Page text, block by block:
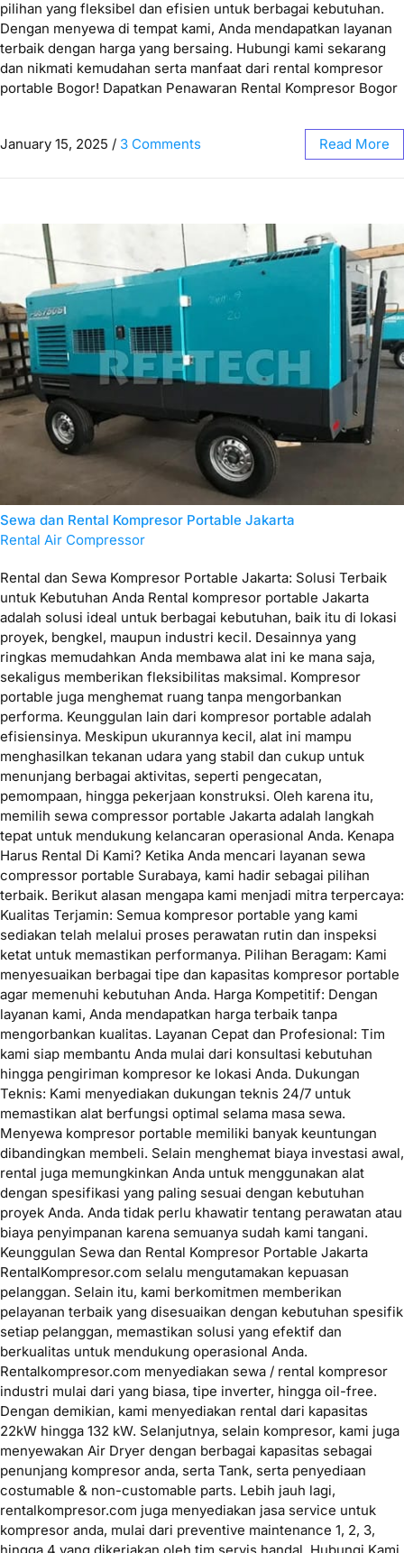
pilihan yang fleksibel dan efisien untuk berbagai kebutuhan.
Dengan menyewa di tempat kami, Anda mendapatkan layanan
terbaik dengan harga yang bersaing. Hubungi kami sekarang
dan nikmati kemudahan serta manfaat dari rental kompresor
portable Bogor! Dapatkan Penawaran Rental Kompresor Bogor
January 15, 2025 / 3 Comments Read More
Sewa dan Rental Kompresor Portable Jakarta
Rental Air Compressor
Rental dan Sewa Kompresor Portable Jakarta: Solusi Terbaik
untuk Kebutuhan Anda Rental kompresor portable Jakarta
adalah solusi ideal untuk berbagai kebutuhan, baik itu di lokasi
proyek, bengkel, maupun industri kecil. Desainnya yang
ringkas memudahkan Anda membawa alat ini ke mana saja,
sekaligus memberikan fleksibilitas maksimal. Kompresor
portable juga menghemat ruang tanpa mengorbankan
performa. Keunggulan lain dari kompresor portable adalah
efisiensinya. Meskipun ukurannya kecil, alat ini mampu
menghasilkan tekanan udara yang stabil dan cukup untuk
menunjang berbagai aktivitas, seperti pengecatan,
pemompaan, hingga pekerjaan konstruksi. Oleh karena itu,
memilih sewa compressor portable Jakarta adalah langkah
tepat untuk mendukung kelancaran operasional Anda. Kenapa
Harus Rental Di Kami? Ketika Anda mencari layanan sewa
compressor portable Surabaya, kami hadir sebagai pilihan
terbaik. Berikut alasan mengapa kami menjadi mitra terpercaya:
Kualitas Terjamin: Semua kompresor portable yang kami
sediakan telah melalui proses perawatan rutin dan inspeksi
ketat untuk memastikan performanya. Pilihan Beragam: Kami
menyesuaikan berbagai tipe dan kapasitas kompresor portable
agar memenuhi kebutuhan Anda. Harga Kompetitif: Dengan
layanan kami, Anda mendapatkan harga terbaik tanpa
mengorbankan kualitas. Layanan Cepat dan Profesional: Tim
kami siap membantu Anda mulai dari konsultasi kebutuhan
hingga pengiriman kompresor ke lokasi Anda. Dukungan
Teknis: Kami menyediakan dukungan teknis 24/7 untuk
memastikan alat berfungsi optimal selama masa sewa.
Menyewa kompresor portable memiliki banyak keuntungan
dibandingkan membeli. Selain menghemat biaya investasi awal,
rental juga memungkinkan Anda untuk menggunakan alat
dengan spesifikasi yang paling sesuai dengan kebutuhan
proyek Anda. Anda tidak perlu khawatir tentang perawatan atau
biaya penyimpanan karena semuanya sudah kami tangani.
Keunggulan Sewa dan Rental Kompresor Portable Jakarta
RentalKompresor.com selalu mengutamakan kepuasan
pelanggan. Selain itu, kami berkomitmen memberikan
pelayanan terbaik yang disesuaikan dengan kebutuhan spesifik
setiap pelanggan, memastikan solusi yang efektif dan
berkualitas untuk mendukung operasional Anda.
Rentalkompresor.com menyediakan sewa / rental kompresor
industri mulai dari yang biasa, tipe inverter, hingga oil-free.
Dengan demikian, kami menyediakan rental dari kapasitas
22kW hingga 132 kW. Selanjutnya, selain kompresor, kami juga
menyewakan Air Dryer dengan berbagai kapasitas sebagai
penunjang kompresor anda, serta Tank, serta penyediaan
costumable & non-customable parts. Lebih jauh lagi,
rentalkompresor.com juga menyediakan jasa service untuk
kompresor anda, mulai dari preventive maintenance 1, 2, 3,